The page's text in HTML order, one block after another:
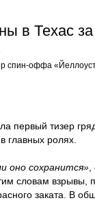
в Техас
спин-оффа
первый тизер
в главных ролях.
оно сохранится»
словам взрывы,
заката. В